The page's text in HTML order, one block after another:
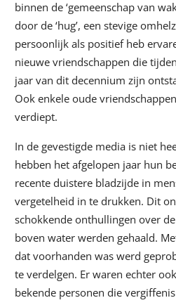
binnen de ‘gemeenschap van
door de ‘hug’, een stevige
persoonlijk als positief heb
nieuwe vriendschappen die
jaar van dit decennium zijn
Ook enkele oude
verdiept.
In de gevestigde media is niet
hebben het afgelopen jaar hun
recente duistere bladzijde in
vergetelheid in te drukken. Dit
schokkende onthullingen over
boven water werden gehaald.
dat voorhanden was werd
te verdelgen. Er waren echter
bekende personen die